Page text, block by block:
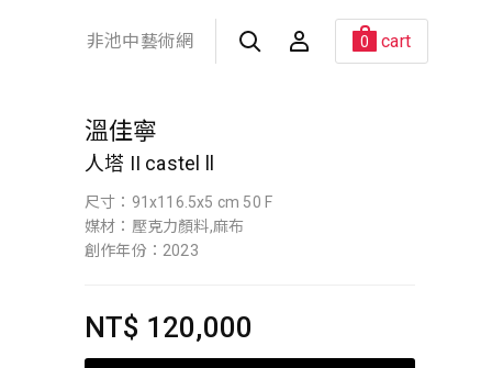
非池中藝術網 0 cart
溫佳寧
人塔 II castel ll
尺寸：91x116.5x5 cm 50 F
媒材：壓克力顏料,麻布
創作年份：2023
NT$ 120,000